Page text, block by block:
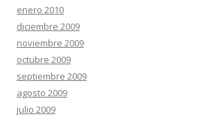
enero 2010
diciembre 2009
noviembre 2009
octubre 2009
septiembre 2009
agosto 2009
julio 2009